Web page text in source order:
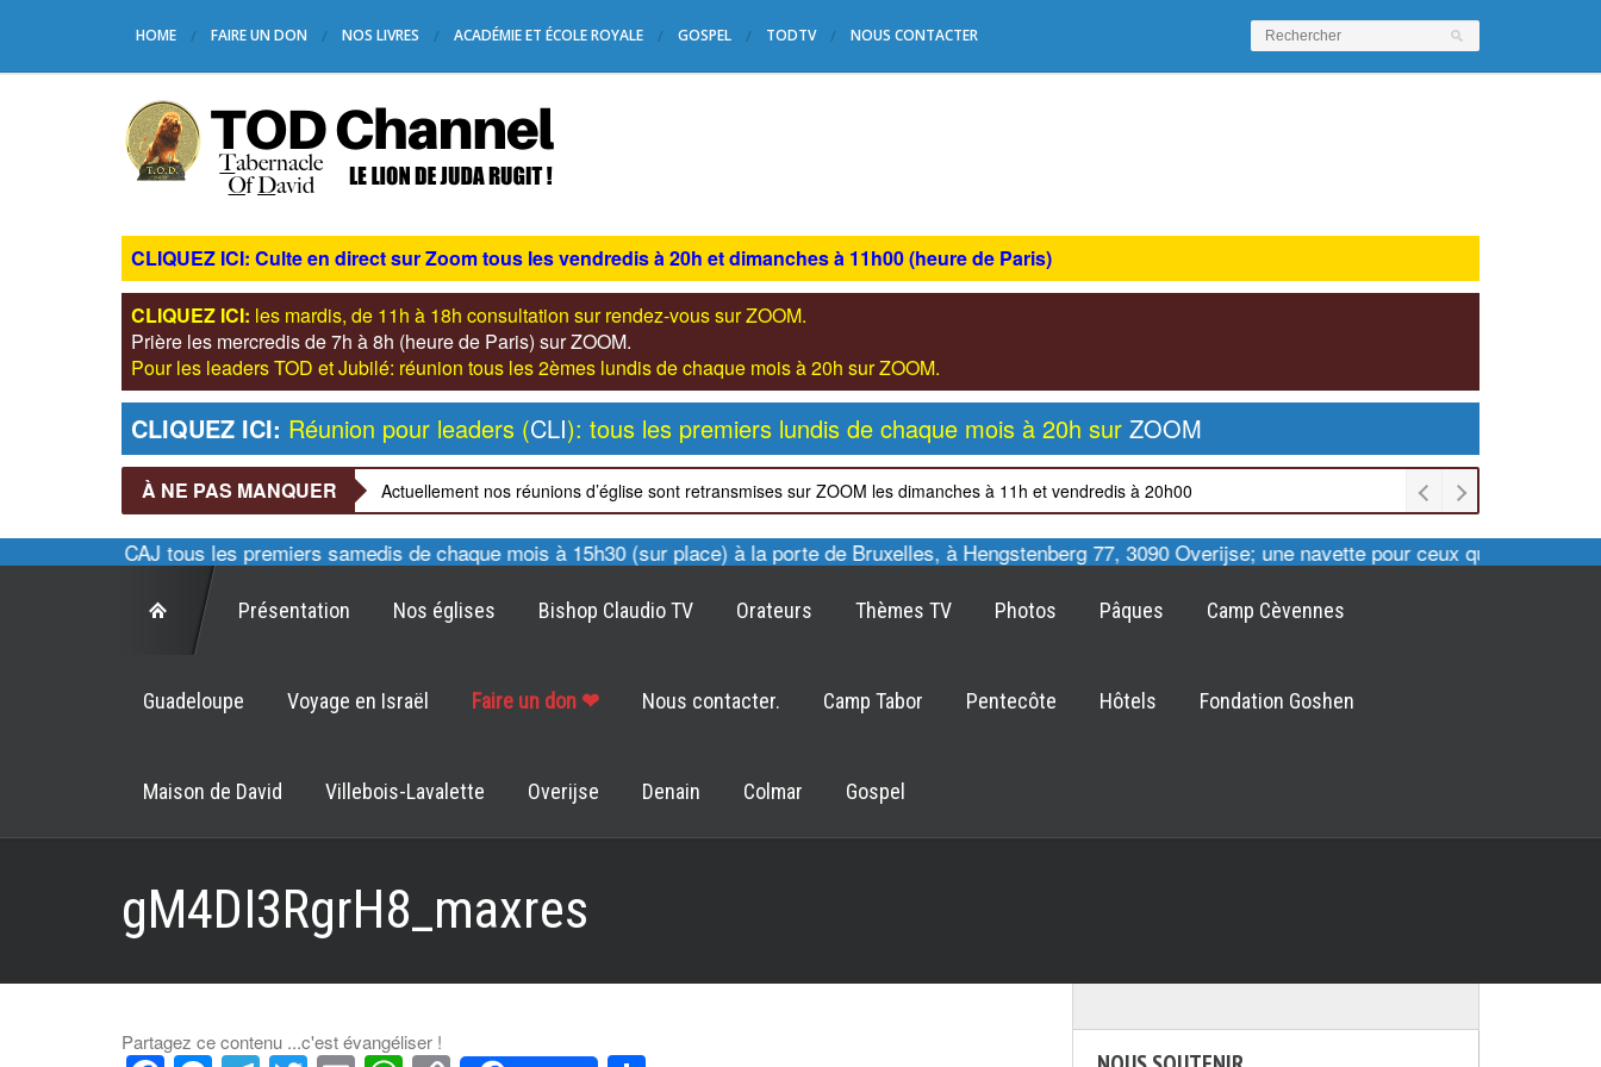
HOME FAIRE UN DON NOS LIVRES ACADÉMIE ET ÉCOLE ROYALE GOSPEL TODTV NOUS CONTACTER
CLIQUEZ ICI: Culte en direct sur Zoom tous les vendredis à 20h et dimanches à 11h00 (heure de Paris)
CLIQUEZ ICI: les mardis, de 11h à 18h consultation sur rendez-vous sur ZOOM.
Prière les mercredis de 7h à 8h (heure de Paris) sur ZOOM.
Pour les leaders TOD et Jubilé: réunion tous les 2èmes lundis de chaque mois à 20h sur ZOOM.
CLIQUEZ ICI: Réunion pour leaders (CLI): tous les premiers lundis de chaque mois à 20h sur ZOOM
À NE PAS MANQUER Actuellement nos réunions d’église sont retransmises sur ZOOM les dimanches à 11h et vendredis à 20h00
des CAJ tous les premiers samedis de chaque mois à 15h30 (sur place) à la porte de Bruxelles, à Hengstenberg 77, 3090 Overijse; une navette pour ceux qui le
Présentation Nos églises Bishop Claudio TV Orateurs Thèmes TV Photos Pâques Camp Cèvennes
Guadeloupe Voyage en Israël Faire un don ❤ Nous contacter. Camp Tabor Pentecôte Hôtels Fondation Goshen
Maison de David Villebois-Lavalette Overijse Denain Colmar Gospel
gM4DI3RgrH8_maxres
Partagez ce contenu ...c'est évangéliser !